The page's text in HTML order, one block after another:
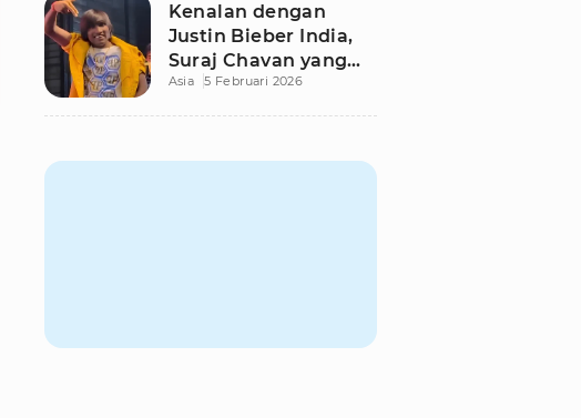
Kenalan dengan
Justin Bieber India,
Suraj Chavan yang
Viral dan Punya
Asia 5 Februari 2026